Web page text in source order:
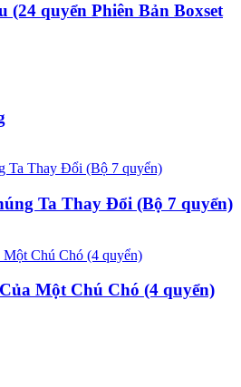
quyển Phiên Bản Boxset
Ta Thay Đổi (Bộ 7 quyển)
Một Chú Chó (4 quyển)